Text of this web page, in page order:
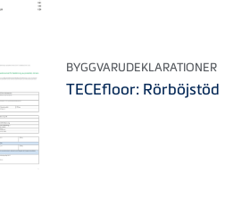
BYGGVARUDEKLARATIONER
TECEfloor: Rörböjstöd